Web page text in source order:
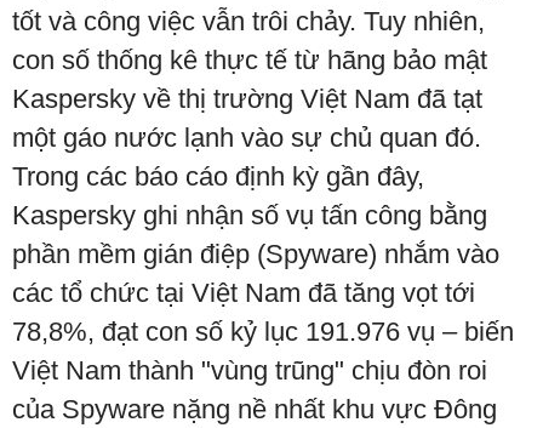
tốt và công việc vẫn trôi chảy. Tuy nhiên,
con số thống kê thực tế từ hãng bảo mật
Kaspersky về thị trường Việt Nam đã tạt
một gáo nước lạnh vào sự chủ quan đó.
Trong các báo cáo định kỳ gần đây,
Kaspersky ghi nhận số vụ tấn công bằng
phần mềm gián điệp (Spyware) nhắm vào
các tổ chức tại Việt Nam đã tăng vọt tới
78,8%, đạt con số kỷ lục 191.976 vụ – biến
Việt Nam thành "vùng trũng" chịu đòn roi
của Spyware nặng nề nhất khu vực Đông